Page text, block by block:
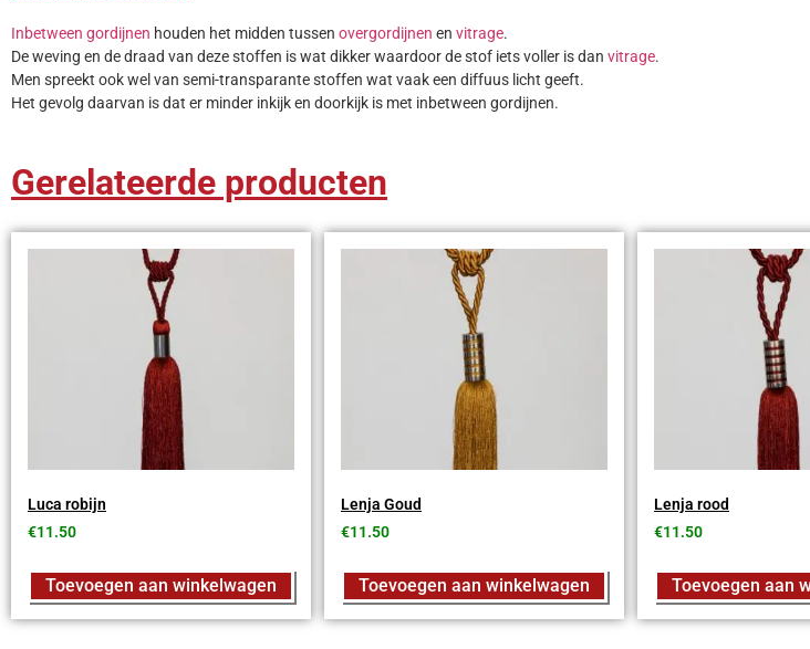
Inbetween gordijnen houden het midden tussen overgordijnen en vitrage.
De weving en de draad van deze stoffen is wat dikker waardoor de stof iets voller is dan vitrage.
Men spreekt ook wel van semi-transparante stoffen wat vaak een diffuus licht geeft.
Het gevolg daarvan is dat er minder inkijk en doorkijk is met inbetween gordijnen.
Gerelateerde producten
Luca robijn
€11.50
Toevoegen aan winkelwagen
Lenja Goud
€11.50
Toevoegen aan winkelwagen
Lenja rood
€11.50
Toevoegen aan